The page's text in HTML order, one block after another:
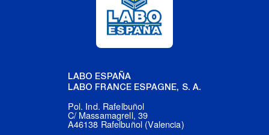
LABO ESPAÑA
LABO FRANCE ESPAGNE, S. A.
Pol. Ind. Rafelbuñol
C/ Massamagrell, 39
A46138 Rafelbuñol (Valencia)